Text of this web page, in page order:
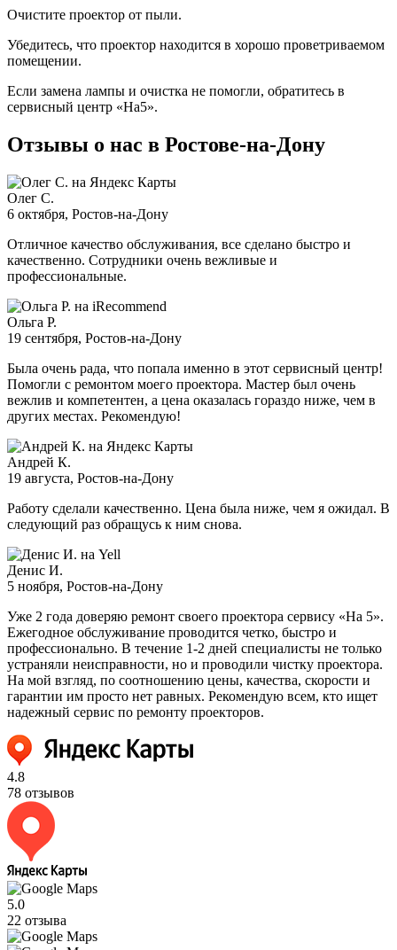
Очистите проектор от пыли.
Убедитесь, что проектор находится в хорошо проветриваемом
помещении.
Если замена лампы и очистка не помогли, обратитесь в
сервисный центр «На5».
Отзывы о нас в Ростове-на-Дону
Олег С.
6 октября, Ростов-на-Дону
Отличное качество обслуживания, все сделано быстро и
качественно. Сотрудники очень вежливые и
профессиональные.
Ольга Р.
19 сентября, Ростов-на-Дону
Была очень рада, что попала именно в этот сервисный центр!
Помогли с ремонтом моего проектора. Мастер был очень
вежлив и компетентен, а цена оказалась гораздо ниже, чем в
других местах. Рекомендую!
Андрей К.
19 августа, Ростов-на-Дону
Работу сделали качественно. Цена была ниже, чем я ожидал. В
следующий раз обращусь к ним снова.
Денис И.
5 ноября, Ростов-на-Дону
Уже 2 года доверяю ремонт своего проектора сервису «На 5».
Ежегодное обслуживание проводится четко, быстро и
профессионально. В течение 1-2 дней специалисты не только
устраняли неисправности, но и проводили чистку проектора.
На мой взгляд, по соотношению цены, качества, скорости и
гарантии им просто нет равных. Рекомендую всем, кто ищет
надежный сервис по ремонту проекторов.
4.8
78 отзывов
5.0
22 отзыва